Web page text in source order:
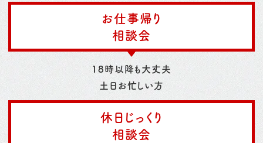
お仕事帰り
相談会
18時以降も大丈夫
土日お忙しい方
休日じっくり
相談会